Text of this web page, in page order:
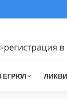
ЕГРЮЛ